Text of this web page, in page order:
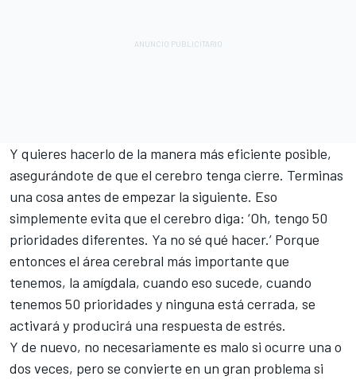
Y quieres hacerlo de la manera más eficiente posible,
asegurándote de que el cerebro tenga cierre. Terminas
una cosa antes de empezar la siguiente. Eso
simplemente evita que el cerebro diga: ‘Oh, tengo 50
prioridades diferentes. Ya no sé qué hacer.’ Porque
entonces el área cerebral más importante que
tenemos, la amígdala, cuando eso sucede, cuando
tenemos 50 prioridades y ninguna está cerrada, se
activará y producirá una respuesta de estrés.
Y de nuevo, no necesariamente es malo si ocurre una o
dos veces, pero se convierte en un gran problema si